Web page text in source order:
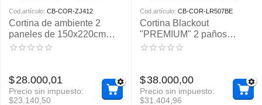
Cod.artículo: CB-COR-ZJ412
Cortina de ambiente 2
paneles de 150x220cm
aprox
$28.000,01
Precio sin impuesto:
$23.140,50
Cod.artículo: CB-COR-LR507BE
Cortina Blackout
"PREMIUM" 2 paños
150x220cm aprox
$38.000,00
Precio sin impuesto:
$31.404,96